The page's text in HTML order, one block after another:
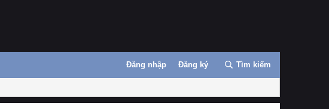
Đăng nhập Đăng ký Tìm kiếm